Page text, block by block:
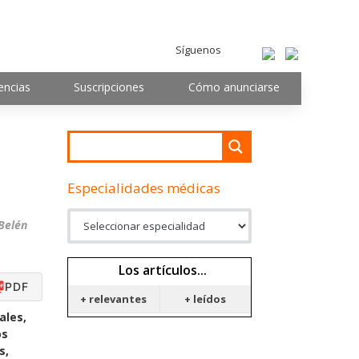
Síguenos
Suscripciones Cómo anunciarse
PDF
Especialidades médicas
Los artículos...
+ relevantes + leídos